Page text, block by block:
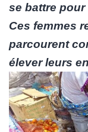
se battre
Ces femmes
parcourent
élever leurs